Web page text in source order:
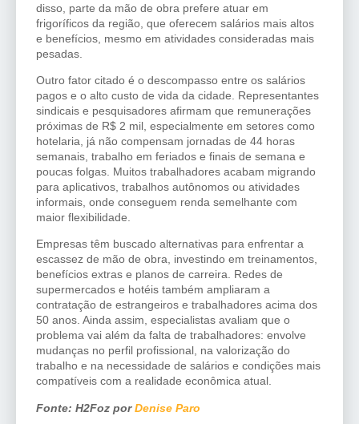
disso, parte da mão de obra prefere atuar em
frigoríficos da região, que oferecem salários mais altos
e benefícios, mesmo em atividades consideradas mais
pesadas.
Outro fator citado é o descompasso entre os salários
pagos e o alto custo de vida da cidade. Representantes
sindicais e pesquisadores afirmam que remunerações
próximas de R$ 2 mil, especialmente em setores como
hotelaria, já não compensam jornadas de 44 horas
semanais, trabalho em feriados e finais de semana e
poucas folgas. Muitos trabalhadores acabam migrando
para aplicativos, trabalhos autônomos ou atividades
informais, onde conseguem renda semelhante com
maior flexibilidade.
Empresas têm buscado alternativas para enfrentar a
escassez de mão de obra, investindo em treinamentos,
benefícios extras e planos de carreira. Redes de
supermercados e hotéis também ampliaram a
contratação de estrangeiros e trabalhadores acima dos
50 anos. Ainda assim, especialistas avaliam que o
problema vai além da falta de trabalhadores: envolve
mudanças no perfil profissional, na valorização do
trabalho e na necessidade de salários e condições mais
compatíveis com a realidade econômica atual.
Fonte: H2Foz porDenise Paro